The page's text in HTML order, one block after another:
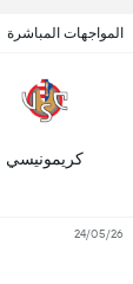
المواجهات المباشرة
كريمونيسي
24/05/26